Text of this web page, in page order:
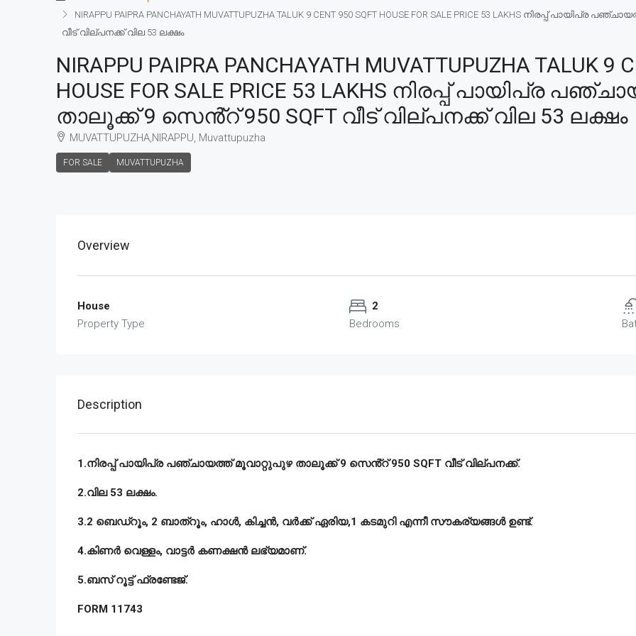
NIRAPPU PAIPRA PANCHAYATH MUVATTUPUZHA TALUK 9 CENT 950 SQFT HOUSE FOR SALE PRICE 53 LAKHS നിരപ്പ്
വീട് വില്പനക്ക് വില 53 ലക്ഷം
NIRAPPU PAIPRA PANCHAYATH MUVATTUPUZHA TALUK 9
HOUSE FOR SALE PRICE 53 LAKHS നിരപ്പ് പായിപ്ര
താലൂക്ക് 9 സെൻ്റ് 950 SQFT വീട് വില്പനക്ക് വില 53 ലക്ഷം
MUVATTUPUZHA,NIRAPPU, Muvattupuzha
FOR SALE MUVATTUPUZHA
Overview
House
Property Type
2
Bedrooms
Description
1.നിരപ്പ് പായിപ്ര പഞ്ചായത്ത് മൂവാറ്റുപുഴ താലൂക്ക് 9 സെൻ്റ് 950 SQFT വീട് വില്പനക്ക്.
2.വില 53 ലക്ഷം.
3.2 ബെഡ്റൂം, 2 ബാത്റൂം, ഹാൾ, കിച്ചൻ, വർക്ക് ഏരിയ,1 കടമുറി എന്നീ സൗകര്യങ്ങൾ ഉണ്ട്.
4.കിണർ വെള്ളം, വാട്ടർ കണക്ഷൻ ലഭ്യമാണ്.
5.ബസ് റൂട്ട് ഫ്രണ്ടേജ്.
FORM 11743